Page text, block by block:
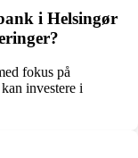
i Helsingør
fokus på
investere i